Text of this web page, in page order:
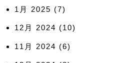
1月 2025 (7)
12月 2024 (10)
11月 2024 (6)